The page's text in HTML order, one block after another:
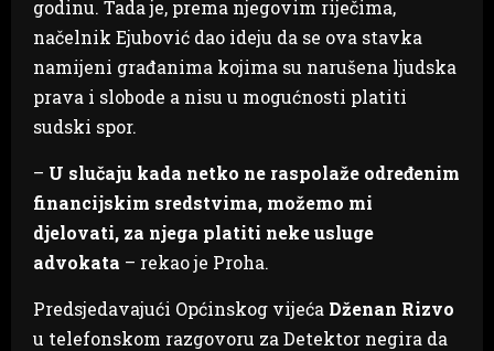
godinu. Tada je, prema njegovim riječima,
načelnik Ejubović dao ideju da se ova stavka
namijeni građanima kojima su narušena ljudska
prava i slobode a nisu u mogućnosti platiti
sudski spor.
– U slučaju kada netko ne raspolaže određenim
financijskim sredstvima, možemo mi
djelovati, za njega platiti neke usluge
advokata – rekao je Proha.
Predsjedavajući Općinskog vijeća Dženan Rizvo
u telefonskom razgovoru za Detektor negira da